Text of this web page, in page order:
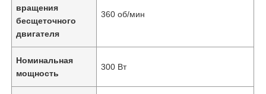
вращения
бесщеточного
двигателя
360 об/мин
Номинальная
мощность
300 Вт